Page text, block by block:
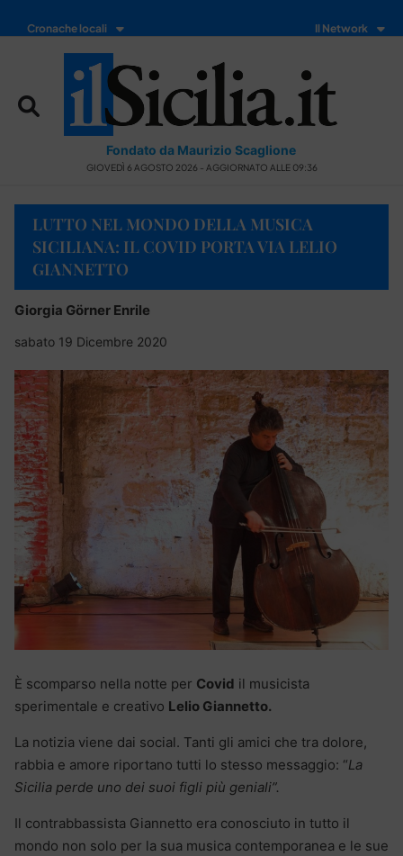
Cronache locali Il Network
Fondato da Maurizio Scaglione
GIOVEDÌ 6 AGOSTO 2026 - AGGIORNATO ALLE 09:36
LUTTO NEL MONDO DELLA MUSICA
SICILIANA: IL COVID PORTA VIA LELIO
GIANNETTO
Giorgia Görner Enrile
sabato 19 Dicembre 2020
È scomparso nella notte per Covid il musicista
sperimentale e creativo Lelio Giannetto.
La notizia viene dai social. Tanti gli amici che tra dolore,
rabbia e amore riportano tutti lo stesso messaggio: “La
Sicilia perde uno dei suoi figli più geniali”.
Il contrabbassista Giannetto era conosciuto in tutto il
mondo non solo per la sua musica contemporanea e le sue